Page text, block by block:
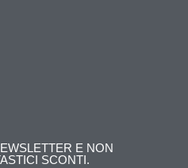
E NON
SCONTI.